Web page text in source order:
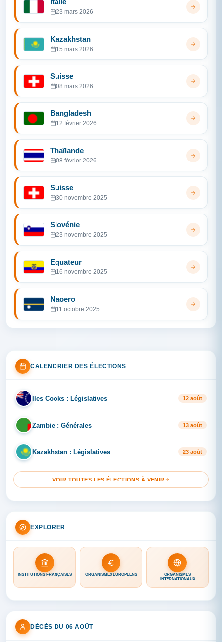
Italie
23 mars 2026
Kazakhstan
15 mars 2026
Suisse
08 mars 2026
Bangladesh
12 février 2026
Thaïlande
08 février 2026
Suisse
30 novembre 2025
Slovénie
23 novembre 2025
Equateur
16 novembre 2025
Naoero
11 octobre 2025
CALENDRIER DES ÉLECTIONS
IL Iles Cooks : Législatives 12 août
ZA Zambie : Générales 13 août
KA Kazakhstan : Législatives 23 août
VOIR TOUTES LES ÉLECTIONS À VENIR
EXPLORER
INSTITUTIONS FRANÇAISES ORGANISMES EUROPÉENS
ORGANISMES
INTERNATIONAUX
DÉCÈS DU 06 AOÛT